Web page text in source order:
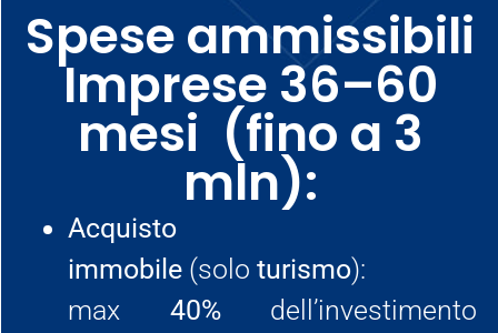
Spese ammissibili
Imprese 36–60
mesi (fino a 3
mln):
Acquisto
immobile (solo turismo):
max 40%dell’investimento